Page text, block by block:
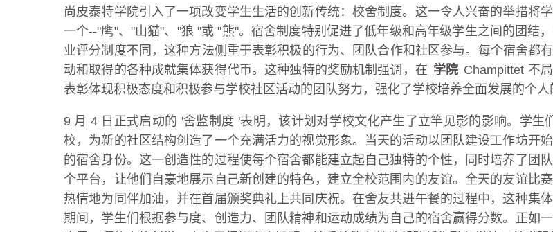
尚皮泰特学院引入了一项改变学生生活的创新传统：校舍制度。这一令人兴奋的举措将
一个--"鹰"、"山猫"、"狼 "或 "熊"。宿舍制度特别促进了低年级和高年级学生之间的团结
业评分制度不同，这种方法侧重于表彰积极的行为、团队合作和社区参与。每个宿舍都
动和取得的各种成就集体获得代币。这种独特的奖励机制强调，在 学院 Champittet 不
表彰体现积极态度和积极参与学校社区活动的团队努力，强化了学校培养全面发展的个人
9 月 4 日正式启动的 '舍监制度 '表明，该计划对学校文化产生了立竿见影的影响。学
校，为新的社区结构创造了一个充满活力的视觉形象。当天的活动以团队建设工作坊开
的宿舍身份。这一创造性的过程使每个宿舍都能建立起自己独特的个性，同时培养了团
个平台，让他们自豪地展示自己新创建的特色，建立全校范围内的友谊。全天的友谊比
热情地为同伴加油，并在首届颁奖典礼上共同庆祝。在舍友共进午餐的过程中，这种集
期间，学生们根据参与度、创造力、团队精神和运动成绩为自己的宿舍赢得分数。正如